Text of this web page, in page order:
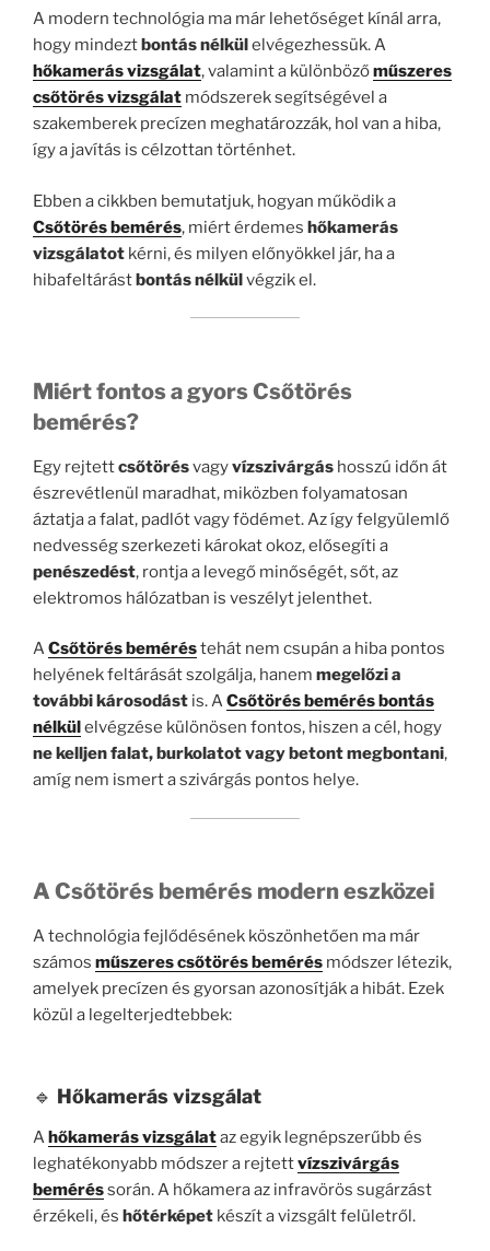
A modern technológia ma már lehetőséget kínál arra,
hogy mindezt bontás nélkül elvégezhessük. A
hőkamerás vizsgálat, valamint a különbözőműszeres
csőtörés vizsgálat módszerek segítségével a
szakemberek precízen meghatározzák, hol van a hiba,
így a javítás is célzottan történhet.
Ebben a cikkben bemutatjuk, hogyan működik a
Csőtörés bemérés, miért érdemes hőkamerás
vizsgálatot kérni, és milyen előnyökkel jár, ha a
hibafeltárástbontás nélkülvégzik el.
Miért fontos a gyors Csőtörés
bemérés?
Egy rejtettcsőtörésvagyvízszivárgás hosszú időn át
észrevétlenül maradhat, miközben folyamatosan
áztatja a falat, padlót vagy födémet. Az így felgyülemlő
nedvesség szerkezeti károkat okoz, elősegíti a
penészedést, rontja a levegő minőségét, sőt, az
elektromos hálózatban is veszélyt jelenthet.
ACsőtörés beméréstehát nem csupán a hiba pontos
helyének feltárását szolgálja, hanem megelőzi a
további károsodást is. ACsőtörés bemérés bontás
nélkül elvégzése különösen fontos, hiszen a cél, hogy
ne kelljen falat, burkolatot vagy betont megbontani,
amíg nem ismert a szivárgás pontos helye.
A Csőtörés bemérés modern eszközei
A technológia fejlődésének köszönhetően ma már
számos műszeres csőtörés bemérés módszer létezik,
amelyek precízen és gyorsan azonosítják a hibát. Ezek
közül a legelterjedtebbek:
🔹 Hőkamerás vizsgálat
A hőkamerás vizsgálataz egyik legnépszerűbb és
leghatékonyabb módszer a rejtettvízszivárgás
beméréssorán. A hőkamera az infravörös sugárzást
érzékeli, és hőtérképet készít a vizsgált felületről.